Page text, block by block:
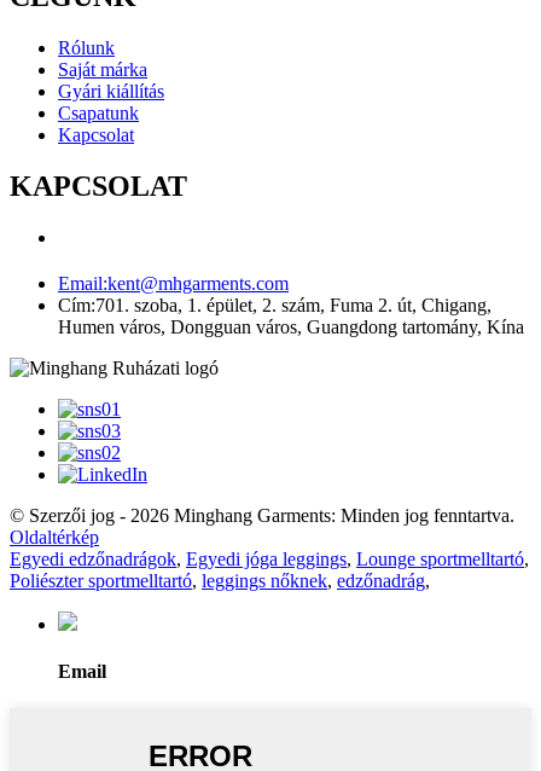
Rólunk
Saját márka
Gyári kiállítás
Csapatunk
Kapcsolat
KAPCSOLAT
Email:kent@mhgarments.com
Cím:701. szoba, 1. épület, 2. szám, Fuma 2. út, Chigang,
Humen város, Dongguan város, Guangdong tartomány, Kína
© Szerzői jog - 2026 Minghang Garments: Minden jog fenntartva.
Oldaltérkép
Egyedi edzőnadrágok, Egyedi jóga leggings, Lounge sportmelltartó,
Poliészter sportmelltartó, leggings nőknek, edzőnadrág,
Email